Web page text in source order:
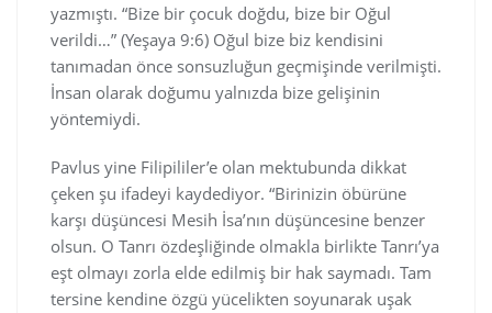
yazmıştı. “Bize bir çocuk doğdu, bize bir Oğul
verildi…” (Yeşaya 9:6) Oğul bize biz kendisini
tanımadan önce sonsuzluğun geçmişinde verilmişti.
İnsan olarak doğumu yalnızda bize gelişinin
yöntemiydi.
Pavlus yine Filipililer’e olan mektubunda dikkat
çeken şu ifadeyi kaydediyor. “Birinizin öbürüne
karşı düşüncesi Mesih İsa’nın düşüncesine benzer
olsun. O Tanrı özdeşliğinde olmakla birlikte Tanrı’ya
eşt olmayı zorla elde edilmiş bir hak saymadı. Tam
tersine kendine özgü yücelikten soyunarak uşak